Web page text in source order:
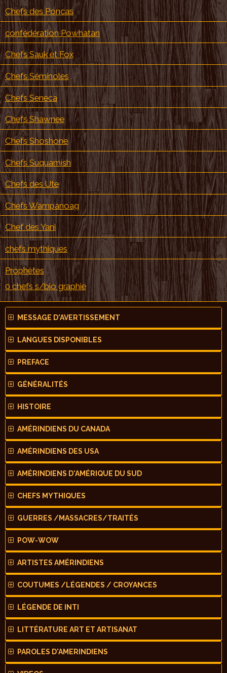
Chefs des Poncas
confédération Powhatan
Chefs Sauk et Fox
Chefs Séminoles
Chefs Seneca
Chefs Shawnee
Chefs Shoshone
Chefs Suquamish
Chefs des Ute
Chefs Wampanoag
Chef des Yani
chefs mythiques
Prophètes
0 chefs s/bio graphie
MESSAGE D'AVERTISSEMENT
LANGUES DISPONIBLES
PREFACE
GÉNÉRALITÉS
HISTOIRE
AMÉRINDIENS DU CANADA
AMÉRINDIENS DES USA
AMÉRINDIENS D'AMÉRIQUE DU SUD
CHEFS MYTHIQUES
GUERRES /MASSACRES/TRAITÉS
POW-WOW
ARTISTES AMÉRINDIENS
COUTUMES /LÉGENDES / CROYANCES
LÉGENDE DE INTI
LITTÉRATURE ART ET ARTISANAT
PAROLES D'AMERINDIENS